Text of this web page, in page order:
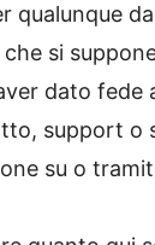
qualunque
si
dato fede
support o
su o